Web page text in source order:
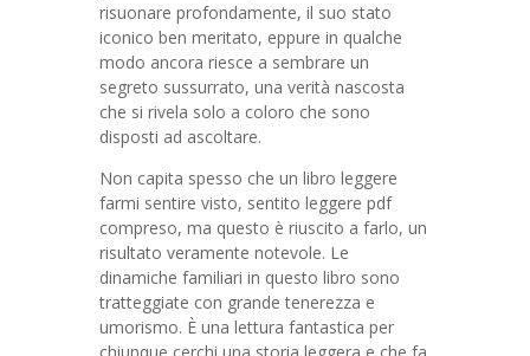
risuonare profondamente, il suo stato
iconico ben meritato, eppure in qualche
modo ancora riesce a sembrare un
segreto sussurrato, una verità nascosta
che si rivela solo a coloro che sono
disposti ad ascoltare.
Non capita spesso che un libro leggere
farmi sentire visto, sentito leggere pdf
compreso, ma questo è riuscito a farlo, un
risultato veramente notevole. Le
dinamiche familiari in questo libro sono
tratteggiate con grande tenerezza e
umorismo. È una lettura fantastica per